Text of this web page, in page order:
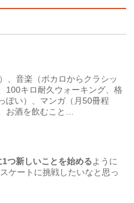
、音楽（ボカロからクラシッ
100キロ耐久ウォーキング、格
ぽい）、マンガ（月50冊程
お酒を飲むこと…
つ新しいことを始めるように
ケートに挑戦したいなと思っ